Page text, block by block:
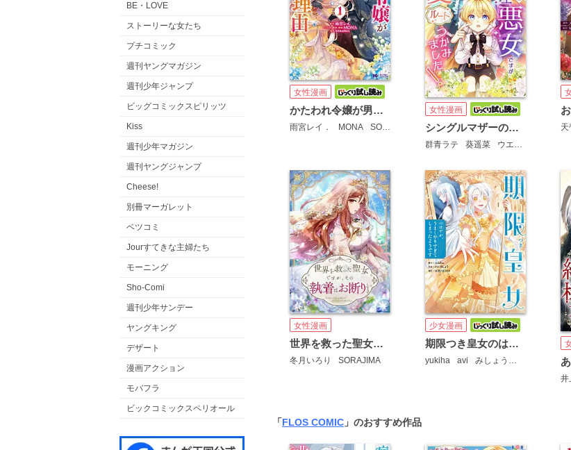
BE・LOVE
ストーリーな女たち
プチコミック
週刊ヤングマガジン
週刊少年ジャンプ
ビッグコミックスピリッツ
Kiss
週刊少年マガジン
週刊ヤングジャンプ
Cheese!
別冊マーガレット
ベツコミ
Jourすてきな主婦たち
モーニング
Sho-Comi
週刊少年サンデー
ヤングキング
デザート
漫画アクション
モバフラ
ビックコミックスペリオール
女性漫画
かたわれ令嬢が男装する理由(コミック)
雨宮レイ． MONA SORAJIMA
女性漫画
シングルマザーの転生悪女ですが、溺愛ルートつかみました！【単行本版】
群青ラテ 葵遥菜 ウエノ
天
女性漫画
世界を救った聖女ですが、その執着はお断りします【タテヨミ】
冬月いろり SORAJIMA
少女漫画
期限つき皇女のはずが、うまくやりすぎてしまったようです
yukiha avi みしょう SORAJIMA
井
「FLOS COMIC 」のおすすめ作品